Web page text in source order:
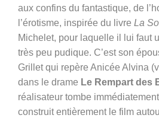
aux confins du fantastique, de
l’érotisme, inspirée du livre La
Michelet, pour laquelle il lui faut
très peu pudique. C’est son
Grillet qui repère Anicée Alvina
dans le drame Le Rempart des
réalisateur tombe
construit entièrement le film